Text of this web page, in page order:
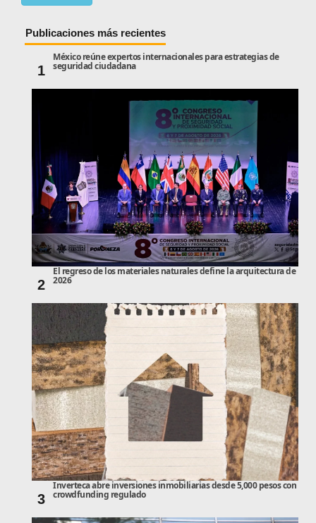
Publicaciones más recientes
1
México reúne expertos internacionales para estrategias de
seguridad ciudadana
2
El regreso de los materiales naturales define la arquitectura de
2026
3
Inverteca abre inversiones inmobiliarias desde 5,000 pesos con
crowdfunding regulado